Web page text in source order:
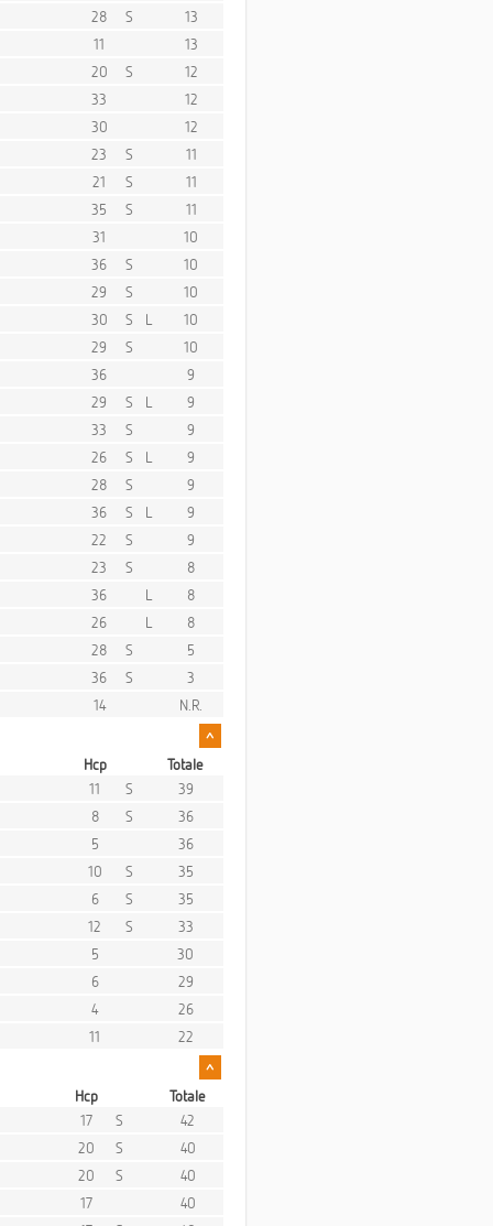
28
S
13
11
13
20
S
12
33
12
30
12
23
S
11
21
S
11
35
S
11
31
10
36
S
10
29
S
10
30
S L
10
29
S
10
36
9
29
S L
9
33
S
9
26
S L
9
28
S
9
36
S L
9
22
S
9
23
S
8
36
L
8
26
L
8
28
S
5
36
S
3
14
N.R.
^
Hcp
Totale
11
S
39
8
S
36
5
36
10
S
35
6
S
35
12
S
33
5
30
6
29
4
26
11
22
^
Hcp
Totale
17
S
42
20
S
40
20
S
40
17
40